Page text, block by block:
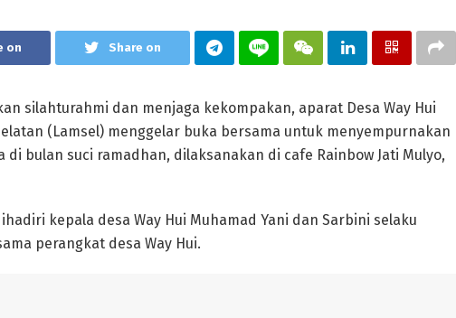
on Share on
silahturahmi dan menjaga kekompakan, aparat Desa Way Hui
(Lamsel) menggelar buka bersama untuk menyempurnakan
bulan suci ramadhan, dilaksanakan di cafe Rainbow Jati Mulyo,
kepala desa Way Hui Muhamad Yani dan Sarbini selaku
perangkat desa Way Hui.